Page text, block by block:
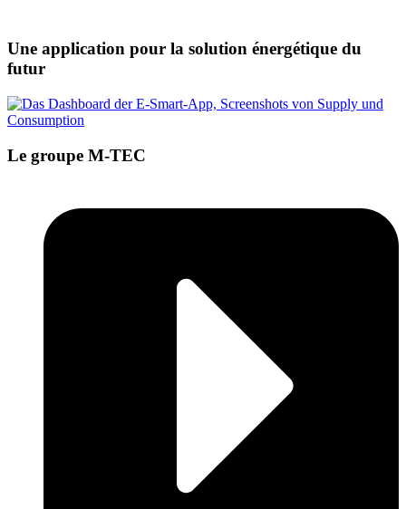
Une application pour la solution énergétique du
futur
Le groupe M-TEC